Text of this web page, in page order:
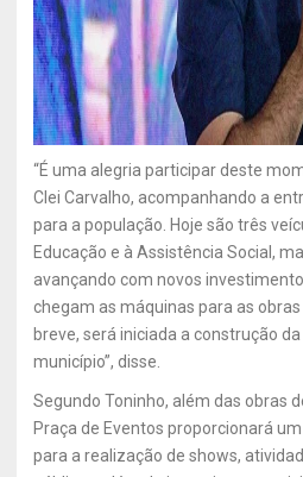
“É uma alegria participar deste
Clei Carvalho, acompanhando a
para a população. Hoje são três
Educação e à Assistência Social,
avançando com novos
chegam as máquinas para as
breve, será iniciada a construção
município”, disse.
Segundo Toninho, além das obras
Praça de Eventos proporcionará
para a realização de shows,